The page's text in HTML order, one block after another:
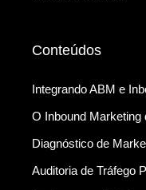
Conteúdos
Integrando ABM e
O Inbound Marketing
Diagnóstico de
Auditoria de Tráfego